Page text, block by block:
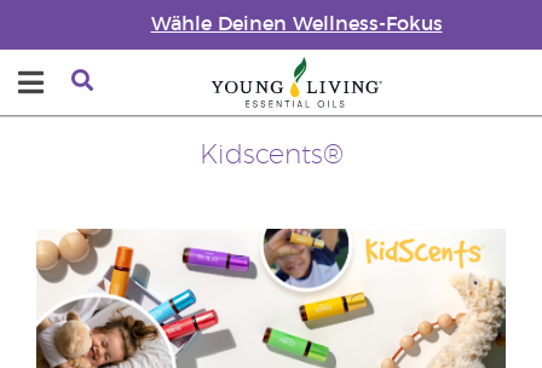
Wähle Deinen Wellness-Fokus
Kidscents®